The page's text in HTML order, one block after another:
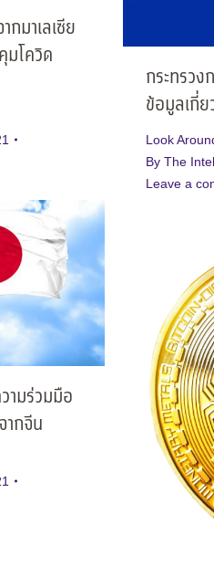
มาเลเซีย
มโควิด
กระทรวง
ข้อมูลเกี่
Look
By The
Leave a
ามร่วมมือ
ากจีน